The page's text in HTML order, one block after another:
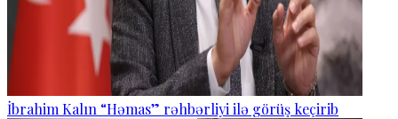
İbrahim Kalın “Həmas” rəhbərliyi ilə görüş keçirib